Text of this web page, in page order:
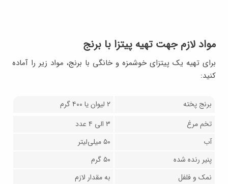
مواد لازم جهت تهیه پیتزا با برنج
برای تهیه یک پیتزای خوشمزه و خانگی با برنج، مواد زیر را آماده
کنید:
برنج پخته
۲ لیوان یا ۴۰۰ گرم
تخم مرغ
۳ الی ۴ عدد
آب
۵۰ میلی‌لیتر
پنیر رنده شده
۵۰ گرم
نمک و فلفل
به مقدار لازم